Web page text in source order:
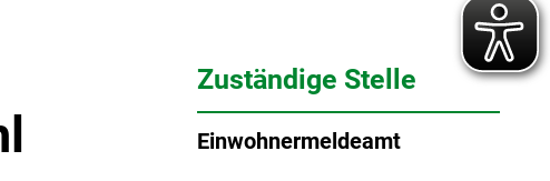
Zuständige Stelle
Einwohnermeldeamt